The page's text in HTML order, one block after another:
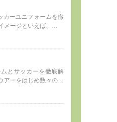
カーユニフォームを徹
メージといえば、…
とサッカーを徹底解
アーをはじめ数々の…